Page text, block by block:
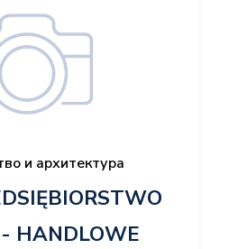
pour offrir une visibilité
unique. En plus des
proposons également
et d’autres produits
и архитектура
HANDLOWE